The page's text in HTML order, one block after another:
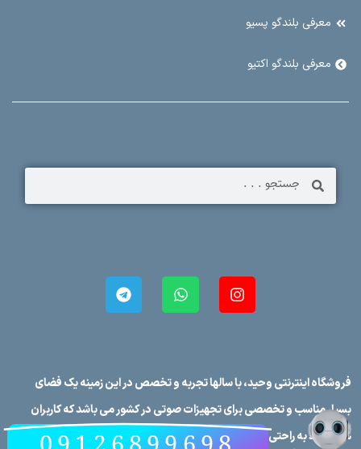
معرفی بلندگو پسیو
معرفی بلندگو اکتیو
فروشگاه اینترنتی وحید، با سالها تجربه و تخصص در این زمینه یک فضای
بسیار مناسب و تخصصی برای تجهیزات صوتی در کشور می باشد که کاربران
می توانند به راحتی برندهای صوتی در کشور را در فروشگاه اینترنتی وحید